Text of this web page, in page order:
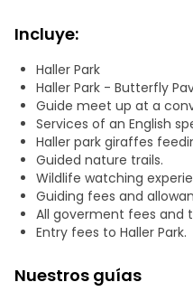
traslados desde y hasta el
precio de la excursión.
Explore las diversas
santuario de animales, el
piscifactoría, los corrales
observación de jirafas y los
camino, encontrará
jirafas, cocodrilos, tortugas
entorno natural único.
Durante su visita al
Mzee, un famoso dúo de
Incluye:
Haller Park
Haller Park - Butterfly
Guide meet up at a
Services of an English
Haller park giraffes
Guided nature trails.
Wildlife watching
Guiding fees and
All goverment fees and
Entry fees to Haller Park.
Nuestros guías